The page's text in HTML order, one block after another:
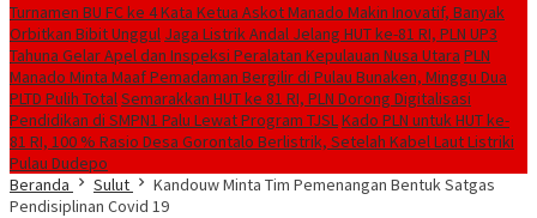
Turnamen BU FC ke 4 Kata Ketua Askot Manado Makin Inovatif, Banyak
Orbitkan Bibit Unggul Jaga Listrik Andal Jelang HUT ke-81 RI, PLN UP3
Tahuna Gelar Apel dan Inspeksi Peralatan Kepulauan Nusa Utara PLN
Manado Minta Maaf Pemadaman Bergilir di Pulau Bunaken, Minggu Dua
PLTD Pulih TotalSemarakkan HUT ke 81 RI, PLN Dorong Digitalisasi
Pendidikan di SMPN1 Palu Lewat Program TJSLKado PLN untuk HUT ke-
81 RI, 100 % Rasio Desa Gorontalo Berlistrik, Setelah Kabel Laut Listriki
Pulau Dudepo
Beranda
Sulut
Kandouw Minta Tim Pemenangan Bentuk Satgas
Pendisiplinan Covid 19